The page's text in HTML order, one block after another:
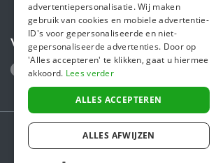
Volg ons
Secure payments powered by
advertentiepersonalisatie. Wij maken
gebruik van cookies en mobiele advertentie-
ID's voor gepersonaliseerde en niet-
gepersonaliseerde advertenties. Door op
'Alles accepteren' te klikken, gaat u hiermee
akkoord. Lees verder
ALLES ACCEPTEREN
ALLES AFWIJZEN